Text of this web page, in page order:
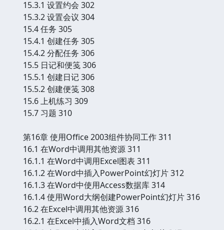
15.3.1 设置约会 302
15.3.2 设置会议 304
15.4 任务 305
15.4.1 创建任务 305
15.4.2 分配任务 306
15.5 日记和便笺 306
15.5.1 创建日记 306
15.5.2 创建便笺 308
15.6 上机练习 309
15.7 习题 310
第16章 使用Office 2003组件协同工作 311
16.1 在Word中调用其他资源 311
16.1.1 在Word中调用Excel图表 311
16.1.2 在Word中插入PowerPoint幻灯片 312
16.1.3 在Word中使用Access数据库 314
16.1.4 使用Word大纲创建PowerPoint幻灯片 316
16.2 在Excel中调用其他资源 316
16.2.1 在Excel中插入Word文档 316